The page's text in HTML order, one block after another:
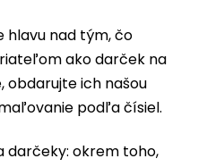
hlavu nad tým, čo
ako darček na
obdarujte ich našou
podľa čísiel.
darčeky: okrem toho,